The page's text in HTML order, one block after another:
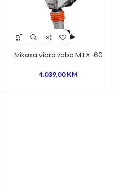
Mikasa vibro žaba MTX-60
4.039,00KM